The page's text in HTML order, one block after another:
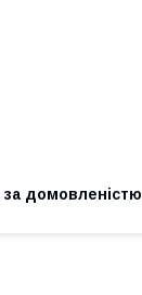
за домовленістю